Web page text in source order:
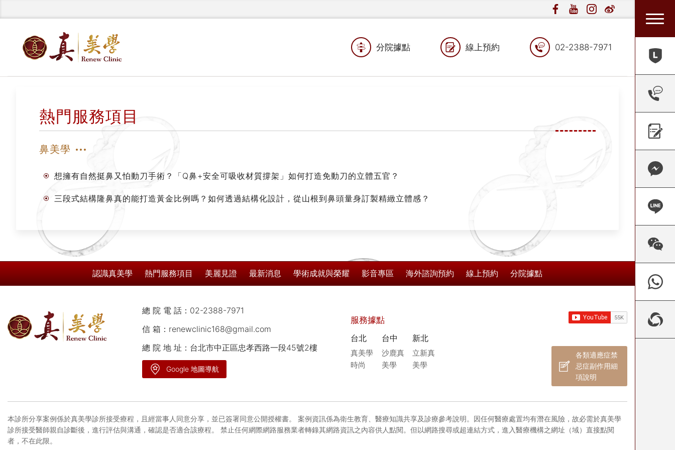
分院據點 線上預約 02-2388-7971
熱門服務項目
鼻美學
想擁有自然挺鼻又怕動刀手術？「Q鼻+安全可吸收材質撐架」如何打造免動刀的立體五官？
三段式結構隆鼻真的能打造黃金比例嗎？如何透過結構化設計，從山根到鼻頭量身訂製精緻立體感？
認識真美學 熱門服務項目 美麗見證 最新消息 學術成就與榮耀 影音專區 海外諮詢預約 線上預約 分院據點
總 院 電 話： 02-2388-7971
信 箱： renewclinic168@gmail.com
總 院 地 址：台北市中正區忠孝西路一段45號2樓
Google 地圖導航
服務據點
台北
真美學
時尚
台中
沙鹿真
美學
新北
立新真
美學
各類適應症禁
忌症副作用細
項說明
本診所分享案例係於真美學診所接受療程，且經當事人同意分享，並已簽署同意公開授權書。 案例資訊係為衛生教育、醫療知識共享及診療參考說明。因任何醫療處置均有潛在風險，故必需於真美學
診所接受醫師親自診斷後，進行評估與溝通，確認是否適合該療程。 禁止任何網際網路服務業者轉錄其網路資訊之內容供人點閱。但以網路搜尋或超連結方式，進入醫療機構之網址（域）直接點閱
者，不在此限。